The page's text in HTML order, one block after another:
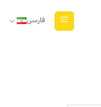
فارسی